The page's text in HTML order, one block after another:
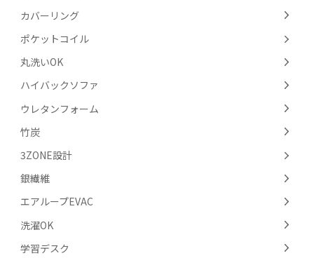
カバーリング
ポケットコイル
丸洗いOK
ハイバックソファ
ウレタンフォーム
竹炭
3ZONE設計
銀繊維
エアループEVAC
洗濯OK
学習デスク